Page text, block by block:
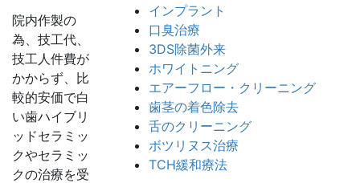
院内作製の
為、技工代、
技工人件費が
かからず、比
較的安価で白
い歯ハイブリ
ッドセラミッ
クやセラミッ
クの治療を受
インプラント
口臭治療
3DS除菌外来
ホワイトニング
エアーフロー・クリーニング
歯茎の着色除去
舌のクリーニング
ボツリヌス治療
TCH緩和療法